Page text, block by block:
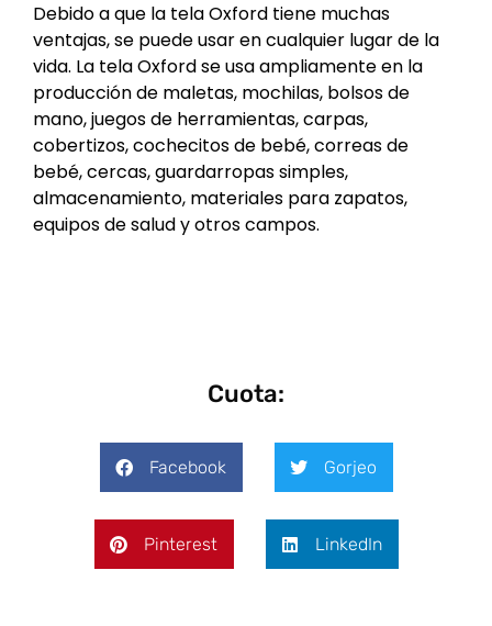
Debido a que la tela Oxford tiene muchas
ventajas, se puede usar en cualquier lugar de la
vida. La tela Oxford se usa ampliamente en la
producción de maletas, mochilas, bolsos de
mano, juegos de herramientas, carpas,
cobertizos, cochecitos de bebé, correas de
bebé, cercas, guardarropas simples,
almacenamiento, materiales para zapatos,
equipos de salud y otros campos.
Cuota:
Facebook Gorjeo
Pinterest LinkedIn